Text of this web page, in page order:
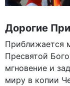
Дорогие
Приближается
Пресвятой
мгновение и
миру в копии